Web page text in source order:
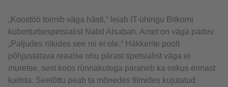
„Koostöö toimib väga hästi,“ leiab IT-ühingu Bitkomi
küberturbespetsialist Nabil Alsabah. Amet on väga pädev.
„Paljudes riikides see nii ei ole.“ Häkkerite poolt
põhjustatava reaalse ohu pärast spetsialist väga ei
muretse, sest koos rünnakutega paraneb ka oskus ennast
kaitsta. Seetõttu peab ta mõnedes filmides kujutatud